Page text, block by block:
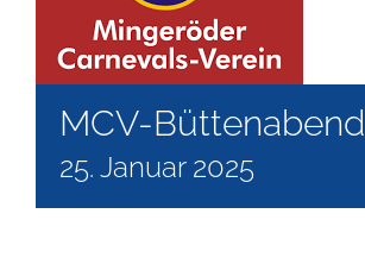
MCV-Büttenabend
25. Januar 2025